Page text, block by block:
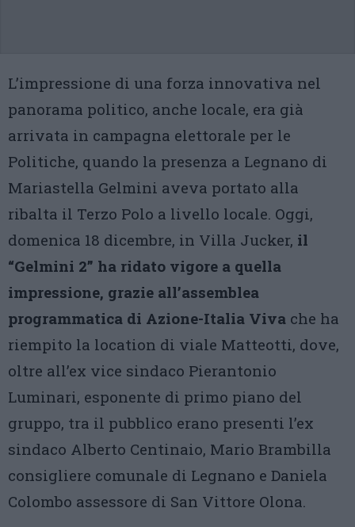
L’impressione di una forza innovativa nel
panorama politico, anche locale, era già
arrivata in campagna elettorale per le
Politiche, quando la presenza a Legnano di
Mariastella Gelmini aveva portato alla
ribalta il Terzo Polo a livello locale. Oggi,
domenica 18 dicembre, in Villa Jucker, il
“Gelmini 2” ha ridato vigore a quella
impressione, grazie all’assemblea
programmatica di Azione-Italia Viva che ha
riempito la location di viale Matteotti, dove,
oltre all’ex vice sindaco Pierantonio
Luminari, esponente di primo piano del
gruppo, tra il pubblico erano presenti l’ex
sindaco Alberto Centinaio, Mario Brambilla
consigliere comunale di Legnano e Daniela
Colombo assessore di San Vittore Olona.